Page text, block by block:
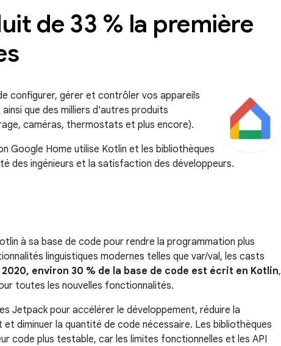
de 33 % la première
configurer, gérer et contrôler vos appareils
que des milliers d'autres produits
caméras, thermostats et plus encore).
Google Home utilise Kotlin et les bibliothèques
des ingénieurs et la satisfaction des développeurs.
à sa base de code pour rendre la programmation plus
linguistiques modernes telles que var/val, les casts
environ 30 % de la base de code est écrit en Kotlin,
toutes les nouvelles fonctionnalités.
Jetpack pour accélérer le développement, réduire la
diminuer la quantité de code nécessaire. Les bibliothèques
code plus testable, car les limites fonctionnelles et les API